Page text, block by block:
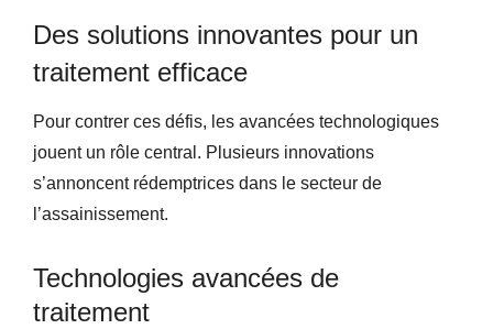
Des solutions innovantes pour un
traitement efficace
Pour contrer ces défis, les avancées technologiques
jouent un rôle central. Plusieurs innovations
s’annoncent rédemptrices dans le secteur de
l’assainissement.
Technologies avancées de
traitement